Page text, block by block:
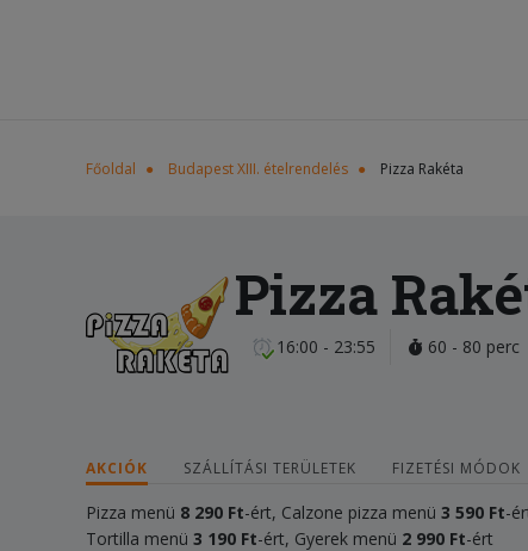
Főoldal Budapest XIII. ételrendelés Pizza Rakéta
Pizza
16:00 - 23:55 60 - 80 perc
AKCIÓK SZÁLLÍTÁSI TERÜLETEK FIZETÉSI MÓDOK
Pizza menü 8 290 Ft-ért, Calzone pizza menü 3 590 Ft-
Tortilla menü 3 190 Ft-ért, Gyerek menü 2 990 Ft-ért